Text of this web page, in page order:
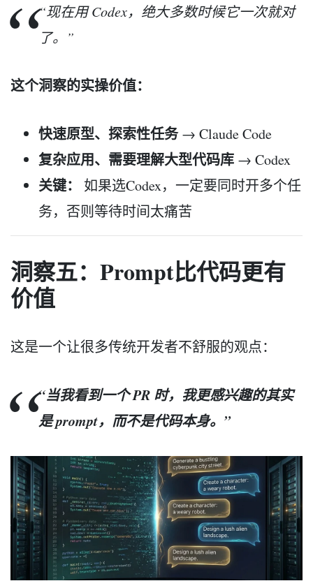
“现在用 Codex，绝大多数时候它一次就对
了。”
这个洞察的实操价值：
快速原型、探索性任务→ Claude Code
复杂应用、需要理解大型代码库 → Codex
关键：
如果选Codex，一定要同时开多个任
务，否则等待时间太痛苦
洞察五：Prompt比代码更有
价值
这是一个让很多传统开发者不舒服的观点：
“当我看到一个 PR 时，我更感兴趣的其实
是 prompt，而不是代码本身。”